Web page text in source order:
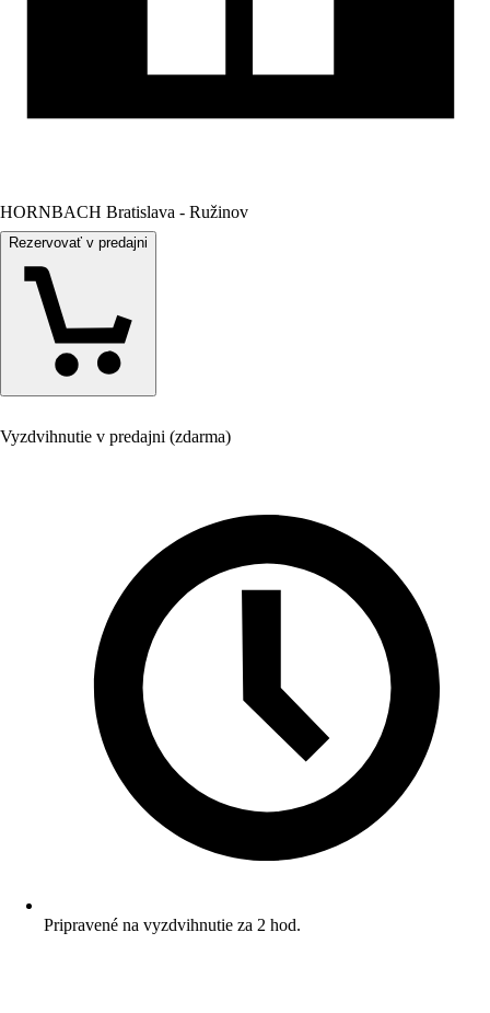
HORNBACH Bratislava - Ružinov
Rezervovať v predajni
Vyzdvihnutie v predajni (zdarma)
Pripravené na vyzdvihnutie za 2 hod.